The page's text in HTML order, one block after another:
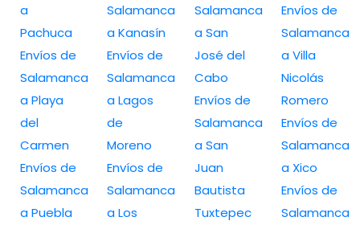
a
Pachuca
Envíos de
Salamanca
a Playa
del
Carmen
Envíos de
Salamanca
a Puebla
Salamanca
a Kanasín
Envíos de
Salamanca
a Lagos
de
Moreno
Envíos de
Salamanca
a Los
Salamanca
a San
José del
Cabo
Envíos de
Salamanca
a San
Juan
Bautista
Tuxtepec
Envíos de
Salamanca
a Villa
Nicolás
Romero
Envíos de
Salamanca
a Xico
Envíos de
Salamanca